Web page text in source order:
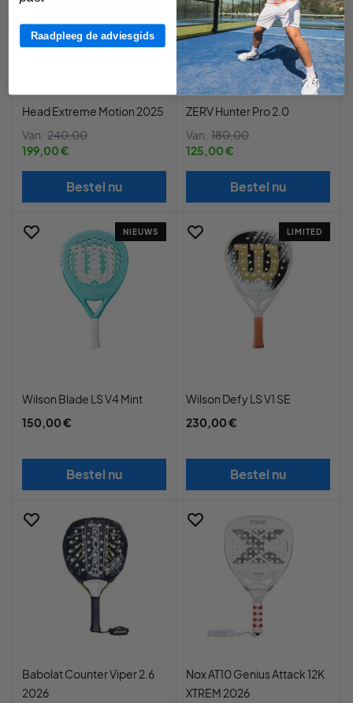
Head Extreme Motion 2025
Van: 240,00
199,00 €
Bestel nu
ZERV Hunter Pro 2.0
Van: 180,00
125,00 €
Bestel nu
NIEUWS
Wilson Blade LS V4 Mint
150,00 €
Bestel nu
LIMITED
Wilson Defy LS V1 SE
230,00 €
Bestel nu
Babolat Counter Viper 2.6
2026
Nox AT10 Genius Attack 12K
XTREM 2026
Raadpleeg de adviesgids